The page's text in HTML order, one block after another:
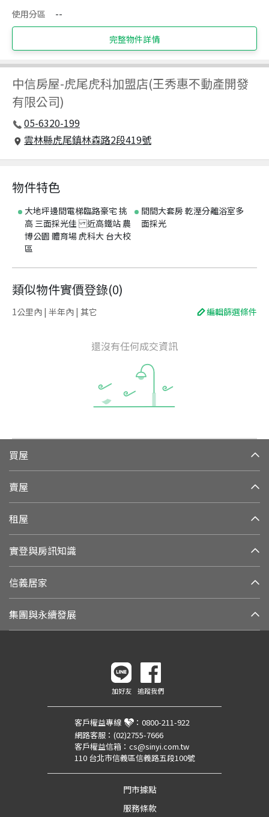
使用分區
--
完整物件詳情
中信房屋-虎尾虎科加盟店(王秀惠不動產開發
有限公司)
05-6320-199
雲林縣虎尾鎮林森路2段419號
物件特色
大地坪邊間電梯臨路豪宅 挑
高 三面採光佳 近高鐵站 農
博公園 體育場 虎科大 台大校
區
間間大套房 乾溼分離浴室多
面採光
類似物件實價登錄(0)
1公里內 | 半年內 | 其它 編輯篩選條件
還沒有任何成交資訊
買屋
賣屋
租屋
實登與房訊知識
信義居家
集團與永續發展
加好友 追蹤我們
客戶權益專線 ： 0800-211-922
網路客服： (02)2755-7666
客戶權益信箱： cs@sinyi.com.tw
110 台北市信義區信義路五段100號
門市據點
服務條款